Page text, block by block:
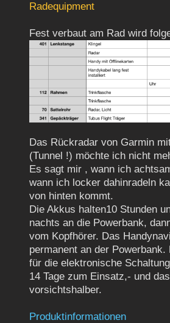
Radequipment
Fest verbaut am Rad wird
Das Rückradar von Garmin
(Tunnel !) möchte ich nicht
Es sagt mir , wann ich
wann ich locker dahinradeln
von hinten kommt.
Die Akkus halten10 Stunden
nachts an die Powerbank,
vom Kopfhörer. Das
permanent an der
für die elektronische
14 Tage zum Einsatz,- und
vorsichtshalber.
Produktinformationen